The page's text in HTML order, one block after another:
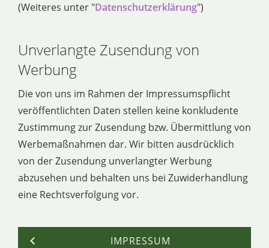
(Weiteres unter "Datenschutzerklärung")
Unverlangte Zusendung von
Werbung
Die von uns im Rahmen der Impressumspflicht
veröffentlichten Daten stellen keine konkludente
Zustimmung zur Zusendung bzw. Übermittlung von
Werbemaßnahmen dar. Wir bitten ausdrücklich
von der Zusendung unverlangter Werbung
abzusehen und behalten uns bei Zuwiderhandlung
eine Rechtsverfolgung vor.
IMPRESSUM